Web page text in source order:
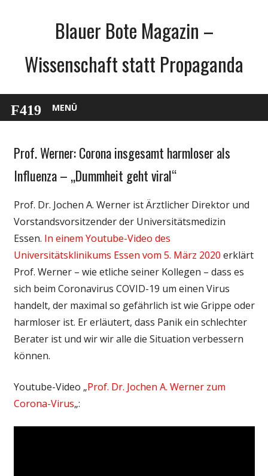
Blauer Bote Magazin –
Wissenschaft statt Propaganda
MENÜ
Gesellschaft
Wirtschaft
Wissenschaft
Prof. Werner: Corona insgesamt harmloser als
Influenza – „Dummheit geht viral“
Prof. Dr. Jochen A. Werner ist Ärztlicher Direktor und
Vorstandsvorsitzender der Universitätsmedizin
Essen. In einem Youtube-Video des
Universitätsklinikums Essen vom 5. März 2020 erklärt
Prof. Werner – wie etliche seiner Kollegen – dass es
sich beim Coronavirus COVID-19 um einen Virus
handelt, der maximal so gefährlich ist wie Grippe oder
harmloser ist. Er erläutert, dass Panik ein schlechter
Berater ist und wir wir alle die Situation verbessern
können.
Youtube-Video „Prof. Dr. Jochen A. Werner zum
Corona-Virus„: